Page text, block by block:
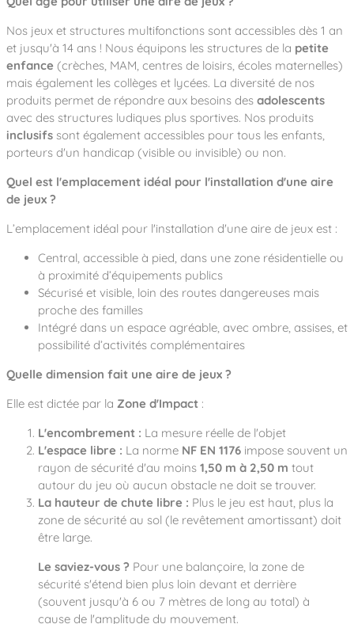
Nos jeux et structures multifonctions sont accessibles dès 1 an
et jusqu'à 14 ans ! Nous équipons les structures de la petite
enfance (crèches, MAM, centres de loisirs, écoles maternelles)
mais également les collèges et lycées. La diversité de nos
produits permet de répondre aux besoins des adolescents
avec des structures ludiques plus sportives. Nos produits
inclusifs sont également accessibles pour tous les enfants,
porteurs d'un handicap (visible ou invisible) ou non.
Quel est l'emplacement idéal pour l'installation d'une aire
de jeux ?
L’emplacement idéal pour l'installation d'une aire de jeux est :
Central, accessible à pied, dans une zone résidentielle ou
à proximité d’équipements publics
Sécurisé et visible, loin des routes dangereuses mais
proche des familles
Intégré dans un espace agréable, avec ombre, assises, et
possibilité d’activités complémentaires
Quelle dimension fait une aire de jeux ?
Elle est dictée par la Zone d'Impact :
L'encombrement : La mesure réelle de l'objet
L'espace libre : La norme NF EN 1176 impose souvent un
rayon de sécurité d'au moins 1,50 m à 2,50 m tout
autour du jeu où aucun obstacle ne doit se trouver.
La hauteur de chute libre : Plus le jeu est haut, plus la
zone de sécurité au sol (le revêtement amortissant) doit
être large.
Le saviez-vous ? Pour une balançoire, la zone de
sécurité s'étend bien plus loin devant et derrière
(souvent jusqu'à 6 ou 7 mètres de long au total) à
cause de l'amplitude du mouvement.